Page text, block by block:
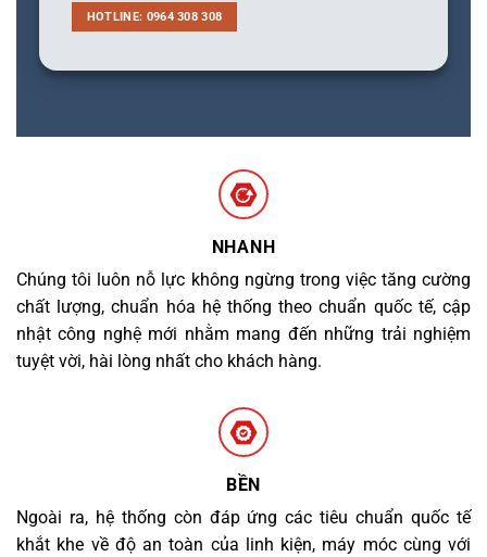
HOTLINE: 0964 308 308
NHANH
Chúng tôi luôn nỗ lực không ngừng trong việc tăng cường
chất lượng, chuẩn hóa hệ thống theo chuẩn quốc tế, cập
nhật công nghệ mới nhằm mang đến những trải nghiệm
tuyệt vời, hài lòng nhất cho khách hàng.
BỀN
Ngoài ra, hệ thống còn đáp ứng các tiêu chuẩn quốc tế
khắt khe về độ an toàn của linh kiện, máy móc cùng với